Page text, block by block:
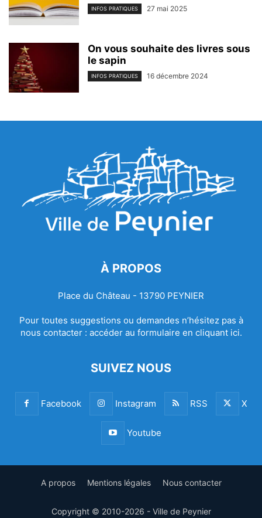
INFOS PRATIQUES 27 mai 2025
On vous souhaite des livres sous
le sapin
INFOS PRATIQUES 16 décembre 2024
À PROPOS
Place du Château - 13790 PEYNIER
Pour toutes suggestions ou demandes n’hésitez pas à
nous contacter : accéder au formulaire en cliquant ici.
SUIVEZ NOUS
Facebook Instagram RSS X
Youtube
A propos Mentions légales Nous contacter
Copyright © 2010-2026 - Ville de Peynier